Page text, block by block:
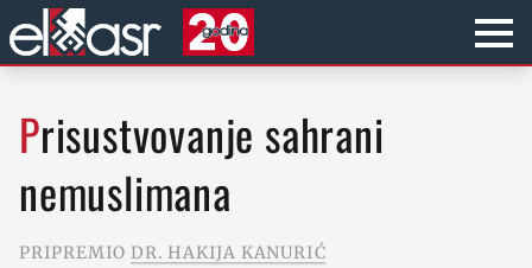
Prisustvovanje sahrani
nemuslimana
PRIPREMIO DR. HAKIJA KANURIĆ